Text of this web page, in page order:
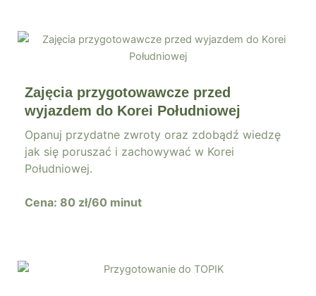
Zajęcia przygotowawcze przed
wyjazdem do Korei Południowej
Opanuj przydatne zwroty oraz zdobądź wiedzę
jak się poruszać i zachowywać w Korei
Południowej.
Cena: 80 zł/60 minut